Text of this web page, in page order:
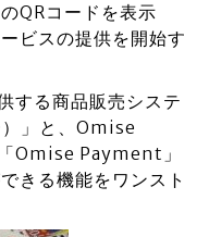
QRコードを表示
ビスの提供を開始す
する商品販売システ
」と、Omise
Omise Payment」
きる機能をワンスト